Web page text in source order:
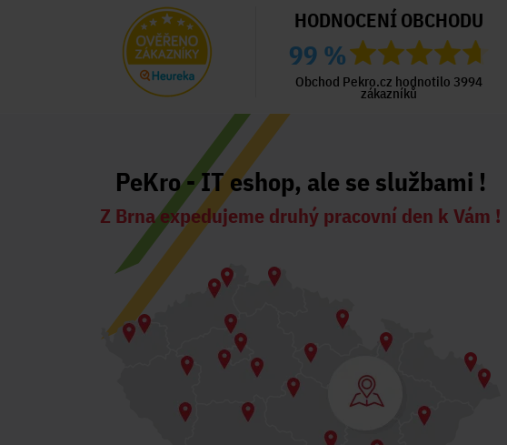
HODNOCENÍ OBCHODU
99 %
Obchod Pekro.cz hodnotilo 3994
zákazníků
Ověřený zákazník
Před 2 dny
Ověřený zákazník
Před 6 dny
Ověřený zákazník
Před 6 dny
PeKro - IT eshop, ale se službami !
Z Brna expedujeme druhý pracovní den k Vám !